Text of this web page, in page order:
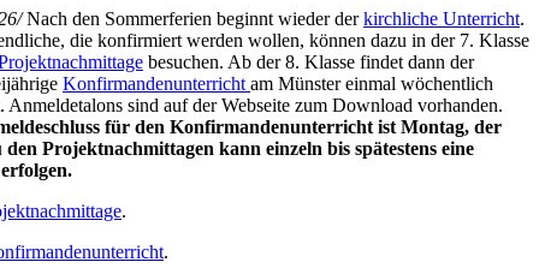
Nach den Sommerferien beginnt wieder derkirchliche Unterricht.
die konfirmiert werden wollen, können dazu in der 7. Klasse
besuchen. Ab der 8. Klasse findet dann der
Konfirmandenunterrichtam Münster einmal wöchentlich
Anmeldetalons sind auf der Webseite zum Download vorhanden.
für den Konfirmandenunterricht ist Montag, der
Projektnachmittagen kann einzeln bis spätestens eine
.
.